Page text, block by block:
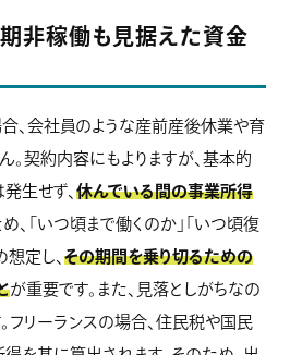
非稼働も見据えた資金
合、会社員のような産前産後休業や育
。契約内容にもよりますが、基本的
生せず、休んでいる間の事業所得
、「いつ頃まで働くのか」「いつ頃復
想定し、その期間を乗り切るための
が重要です。また、見落としがちなの
フリーランスの場合、住民税や国民